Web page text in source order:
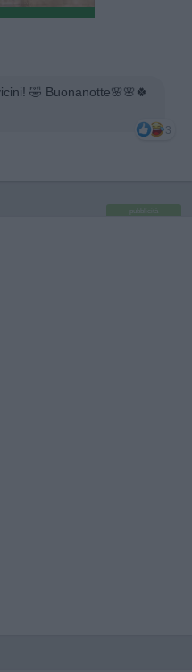
🤣 Buonanotte🌸🌸🍀
3
pubblicità